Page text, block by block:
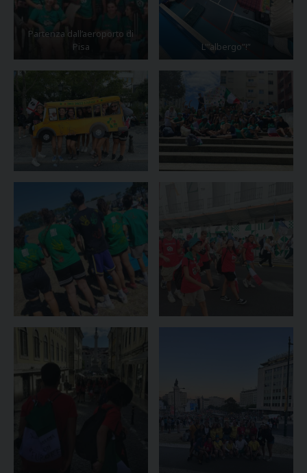
Partenza dall’aeroporto di
Pisa
L'”albergo”!”